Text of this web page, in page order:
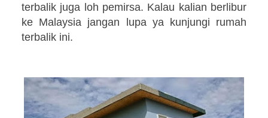
terbalik juga loh pemirsa. Kalau kalian berlibur
ke Malaysia jangan lupa ya kunjungi rumah
terbalik ini.